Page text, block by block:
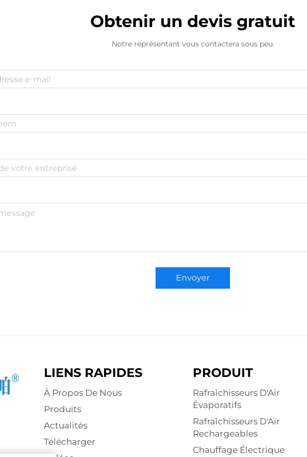
Obtenir un devis gratuit
Notre représentant vous contactera sous peu.
Envoyer
LIENS RAPIDES
À Propos De Nous
Produits
Actualités
Télécharger
PRODUIT
Rafraîchisseurs D'Air
Évaporatifs
Rafraîchisseurs D'Air
Rechargeables
Chauffage Électrique